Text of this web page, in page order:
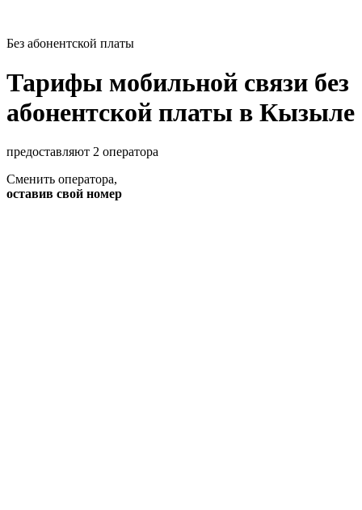
Без абонентской платы
Тарифы мобильной связи без
абонентской платы в Кызыле
предоставляют 2 оператора
Сменить оператора,
оставив свой номер